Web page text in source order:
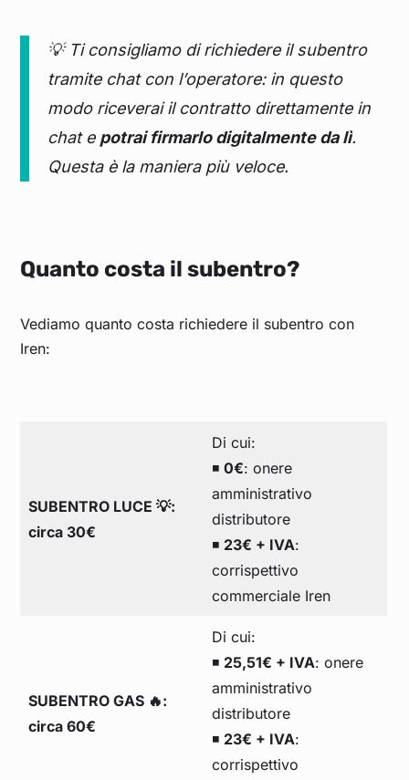
💡 Ti consigliamo di richiedere il subentro
tramite chat con l’operatore: in questo
modo riceverai il contratto direttamente in
chat e potrai firmarlo digitalmente da lì.
Questa è la maniera più veloce.
Quanto costa il subentro?
Vediamo quanto costa richiedere il subentro con
Iren:
SUBENTRO LUCE 💡:
circa 30€
Di cui:
◾0€: onere
amministrativo
distributore
◾ 23€ + IVA:
corrispettivo
commerciale Iren
SUBENTRO GAS 🔥:
circa 60€
Di cui:
◾ 25,51€ + IVA: onere
amministrativo
distributore
◾ 23€ + IVA:
corrispettivo